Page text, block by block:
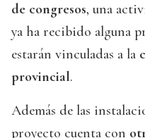
de congresos, una
ya ha recibido alguna
estarán vinculadas a la
provincial.
Además de las
proyecto cuenta con